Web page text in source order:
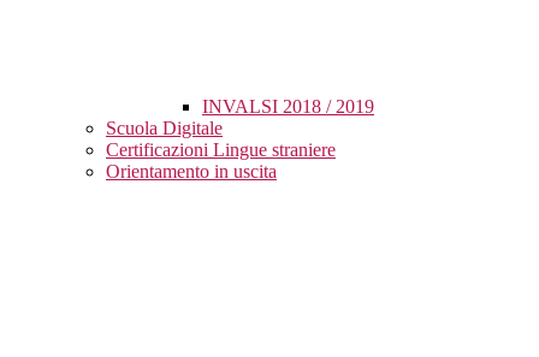
INVALSI 2018 / 2019
Scuola Digitale
Certificazioni Lingue straniere
Orientamento in uscita